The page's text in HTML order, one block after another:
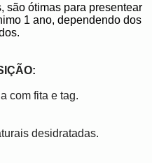
são ótimas para presentear
1 ano, dependendo dos
com fita e tag.
desidratadas.